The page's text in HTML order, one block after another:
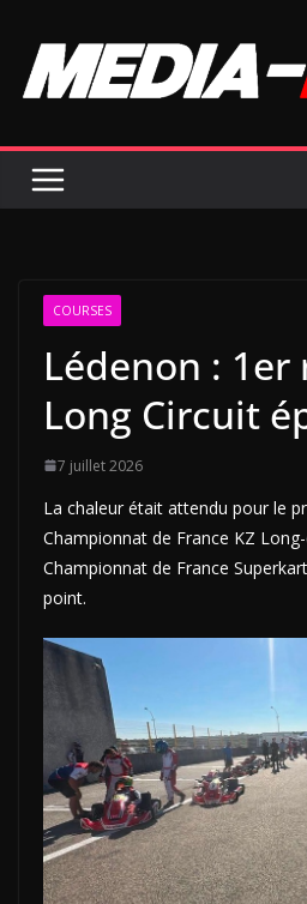
contenu
COURSES
Lédenon :
Long Circuit
7 juillet 2026
La chaleur était attendu pour le
Championnat de France KZ
Championnat de France
point.